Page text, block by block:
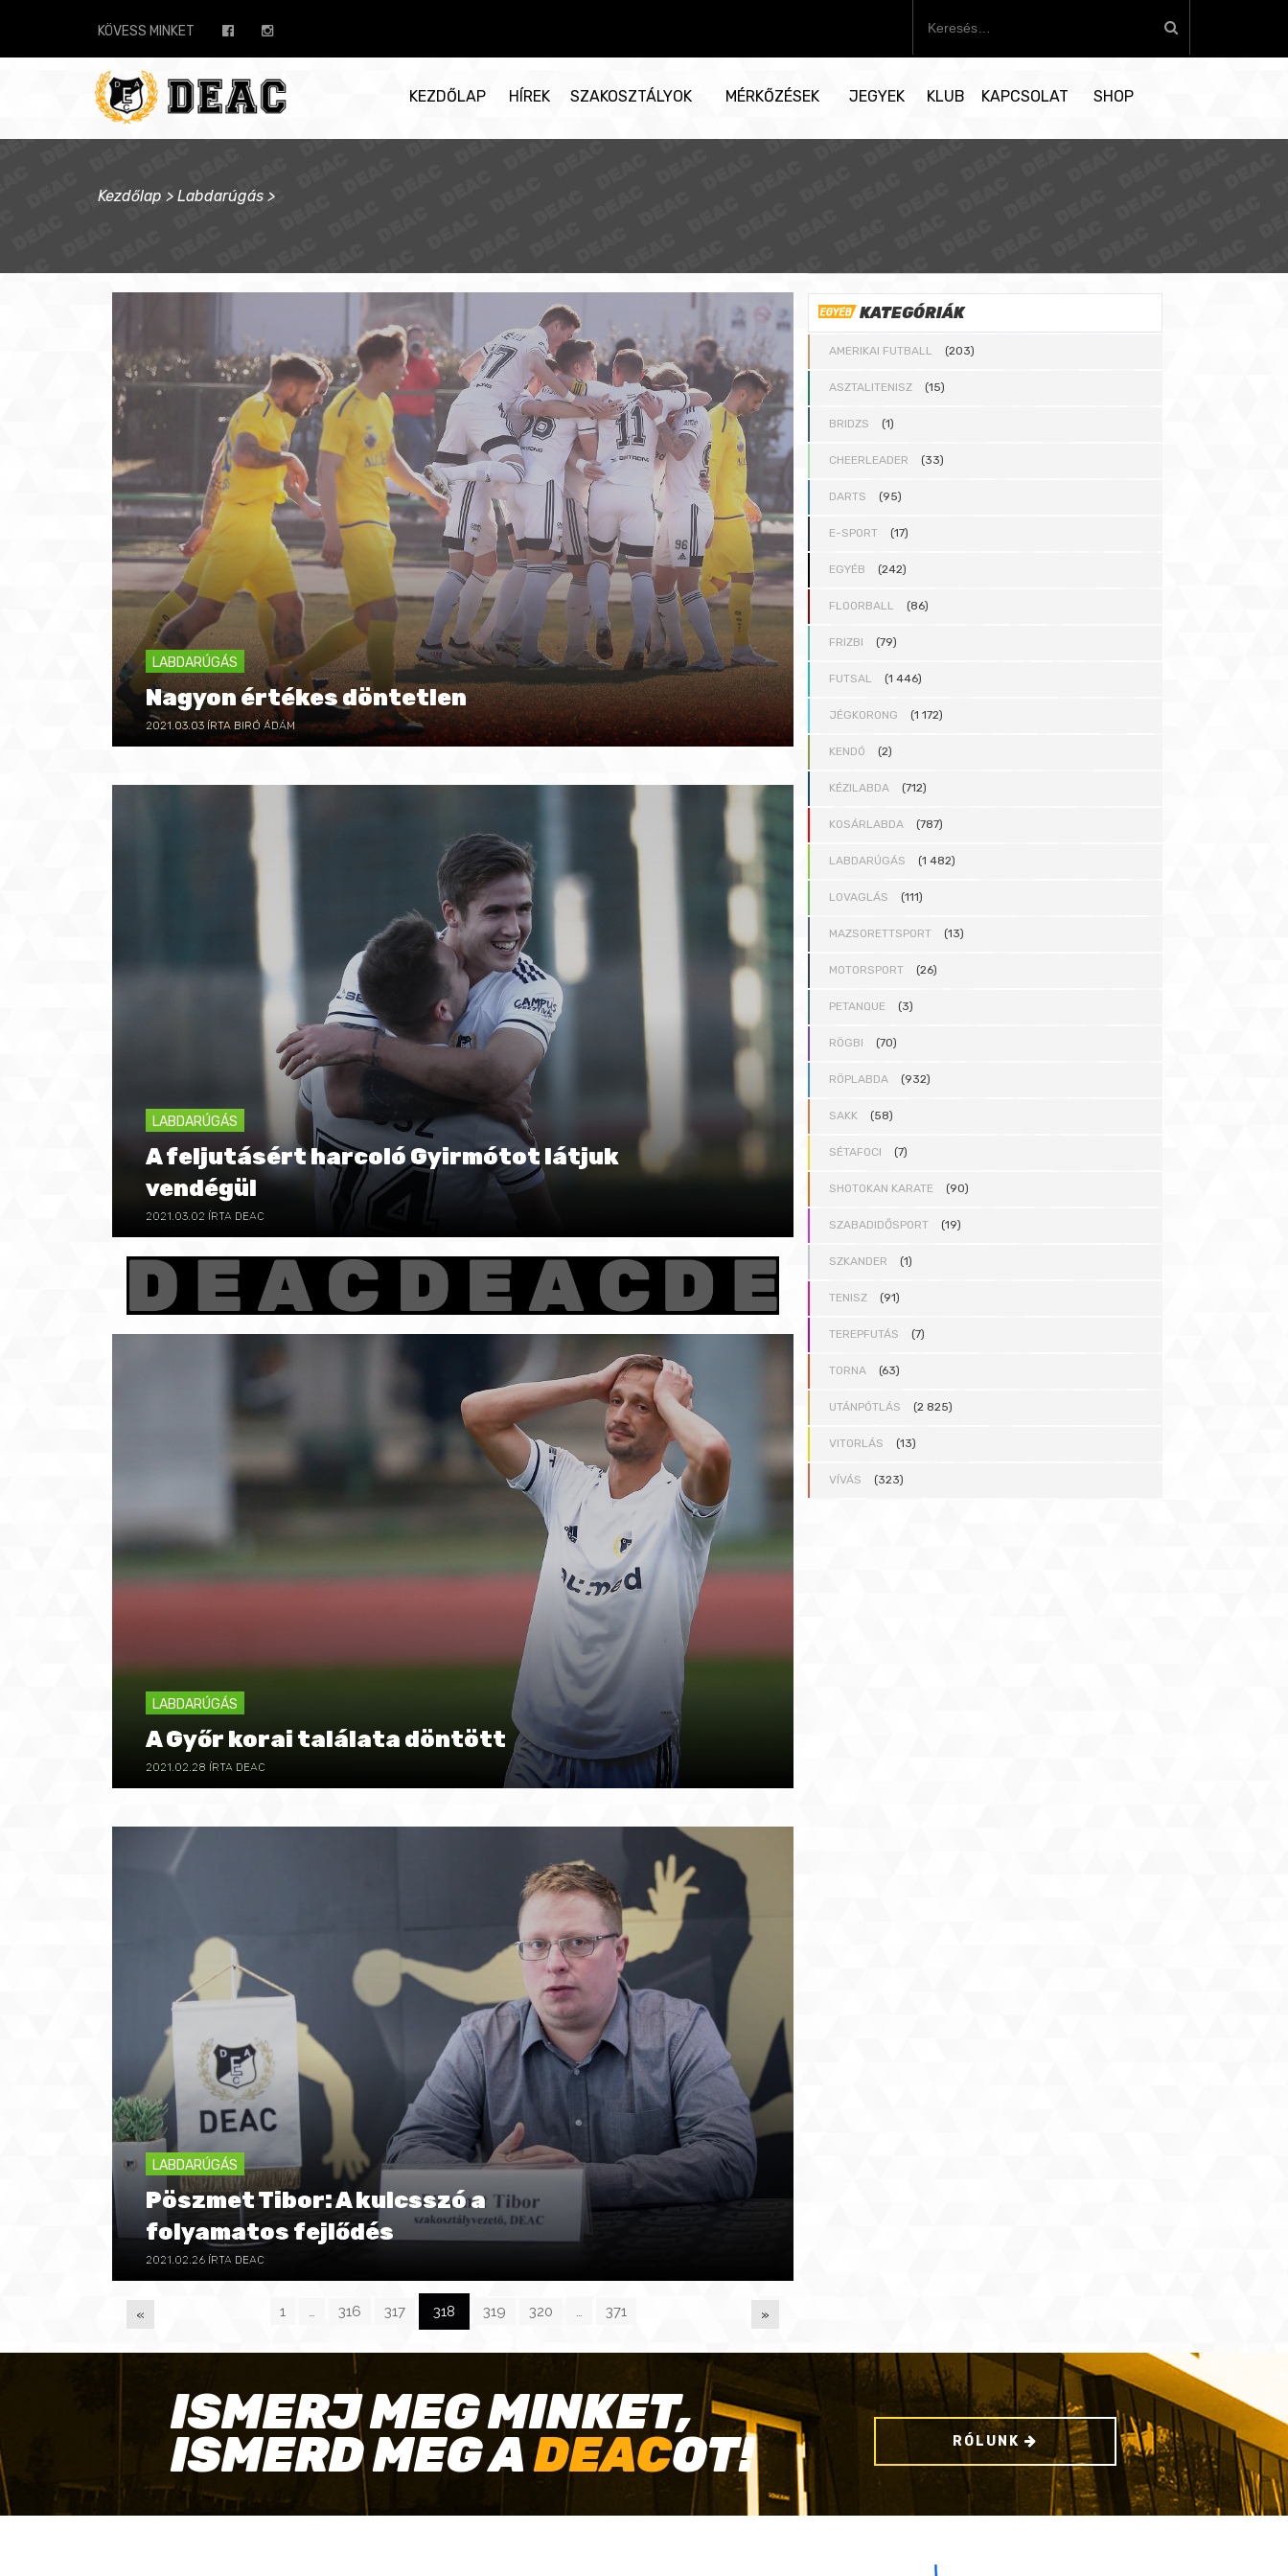
KÖVESS MINKET
r
KEZDŐLAP HÍREK SZAKOSZTÁLYOK MÉRKŐZÉSEK JEGYEK KLUB KAPCSOLAT SHOP
Kezdőlap > Labdarúgás >
LABDARÚGÁS
Nagyon értékes döntetlen
2021.03.03ÍRTA BIRÓ ÁDÁM
LABDARÚGÁS
A feljutásért harcoló Gyirmótot látjuk
vendégül
2021.03.02 ÍRTA DEAC
LABDARÚGÁS
A Győr korai találata döntött
2021.02.28 ÍRTA DEAC
LABDARÚGÁS
Pöszmet Tibor: A kulcsszó a
folyamatos fejlődés
2021.02.26 ÍRTA DEAC
P
E
« 1 … 316 317 318 319 320 … 371 »
KATEGÓRIÁK
AMERIKAI FUTBALL (203)
ASZTALITENISZ (15)
BRIDZS (1)
CHEERLEADER (33)
DARTS (95)
E-SPORT (17)
EGYÉB (242)
FLOORBALL (86)
FRIZBI (79)
FUTSAL (1 446)
JÉGKORONG (1 172)
KENDÓ (2)
KÉZILABDA (712)
KOSÁRLABDA (787)
LABDARÚGÁS (1 482)
LOVAGLÁS (111)
MAZSORETTSPORT (13)
MOTORSPORT (26)
PETANQUE (3)
RÖGBI (70)
RÖPLABDA (932)
SAKK (58)
SÉTAFOCI (7)
SHOTOKAN KARATE (90)
SZABADIDŐSPORT (19)
SZKANDER (1)
TENISZ (91)
TEREPFUTÁS (7)
TORNA (63)
UTÁNPÓTLÁS (2 825)
VITORLÁS (13)
VÍVÁS (323)
ISMERJ MEG MINKET,
ISMERD MEG ADEACOT! RÓLUNK